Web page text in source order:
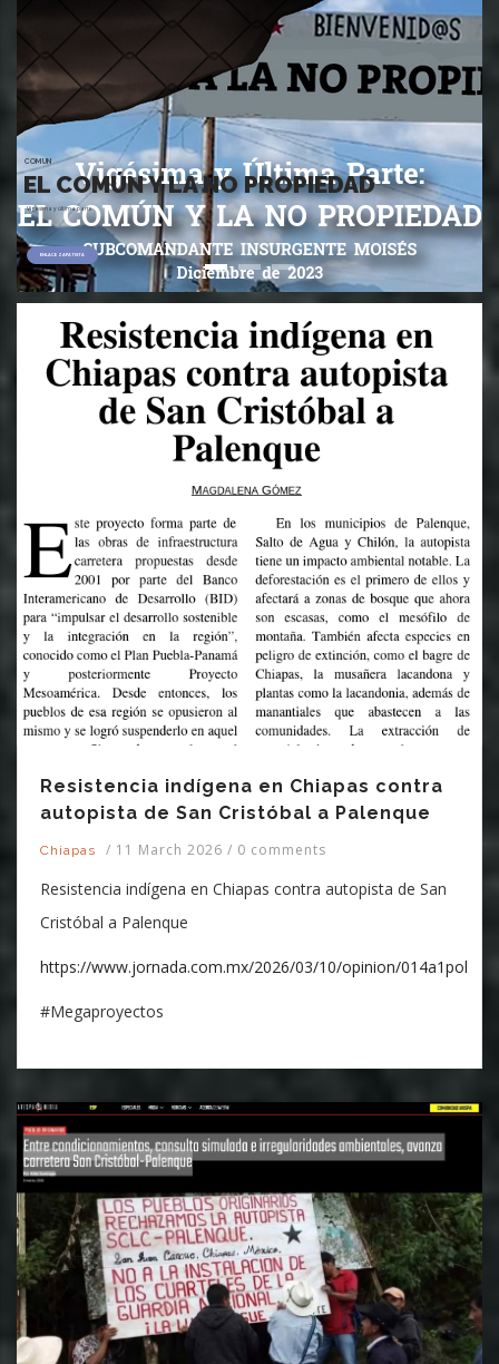
COMUN
EL COMÚN Y LA NO PROPIEDAD
Vigésima y última parte
ENLACE ZAPATISTA
Resistencia indígena en Chiapas contra
autopista de San Cristóbal a Palenque
Chiapas / 11 March 2026 / 0 comments
Resistencia indígena en Chiapas contra autopista de San
Cristóbal a Palenque
https://www.jornada.com.mx/2026/03/10/opinion/014a1pol
#Megaproyectos